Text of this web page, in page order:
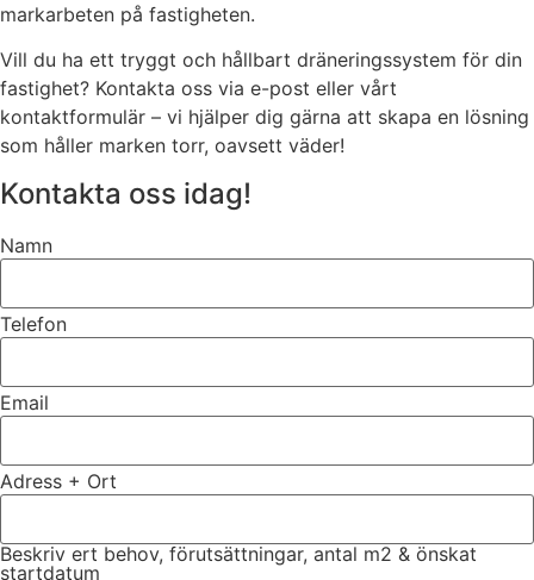
markarbeten på fastigheten.
Vill du ha ett tryggt och hållbart dräneringssystem för din
fastighet? Kontakta oss via e-post eller vårt
kontaktformulär – vi hjälper dig gärna att skapa en lösning
som håller marken torr, oavsett väder!
Kontakta oss idag!
Namn
Telefon
Email
Adress + Ort
Beskriv ert behov, förutsättningar, antal m2 & önskat
startdatum